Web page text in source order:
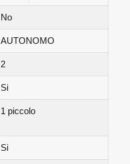
No
AUTONOMO
2
Si
1 piccolo
Si